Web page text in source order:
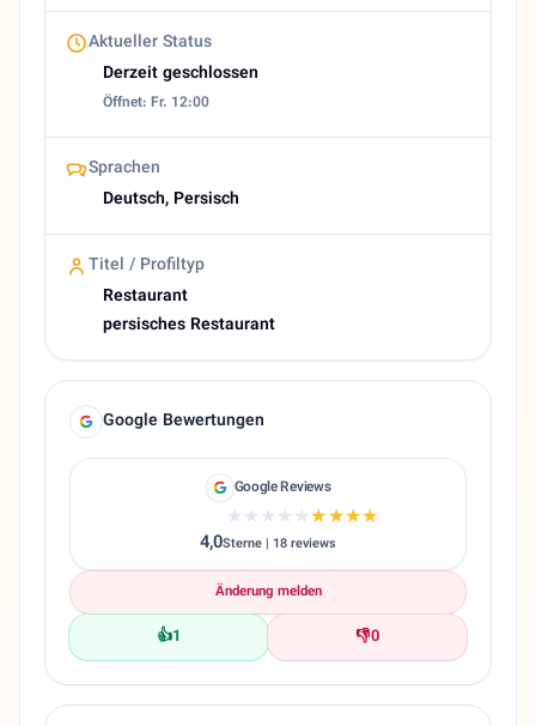
Persisches Restaurant in Berlin | Bia 2 Restaurant
Aktueller Status
Derzeit geschlossen
Öffnet: Fr. 12:00
Sprachen
Deutsch, Persisch
Titel / Profiltyp
Restaurant
persisches Restaurant
Google Bewertungen
Google Reviews
★★★★★★★★★★
4,0Sterne | 18 reviews
Änderung melden
👍1 👎0